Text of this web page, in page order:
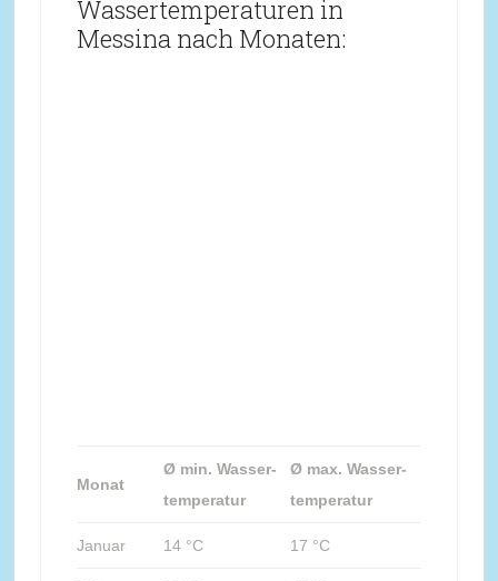
Wassertemperaturen in
Messina nach Monaten:
Monat
Ø min. Wasser-
temperatur
Ø max. Wasser-
temperatur
Januar 14 °C 17 °C